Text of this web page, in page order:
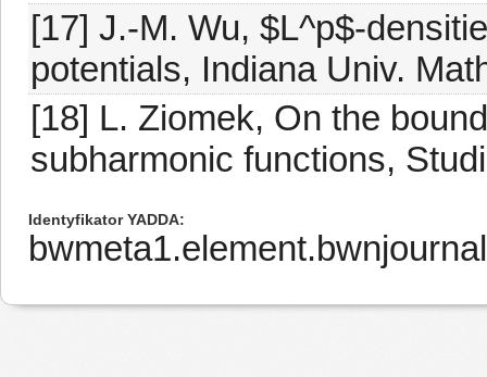
[17] J.-M. Wu, $L^p$-
potentials, Indiana Univ.
[18] L. Ziomek, On the
subharmonic functions,
Identyfikator YADDA